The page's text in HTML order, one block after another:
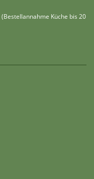
(Bestellannahme Küche bis 20